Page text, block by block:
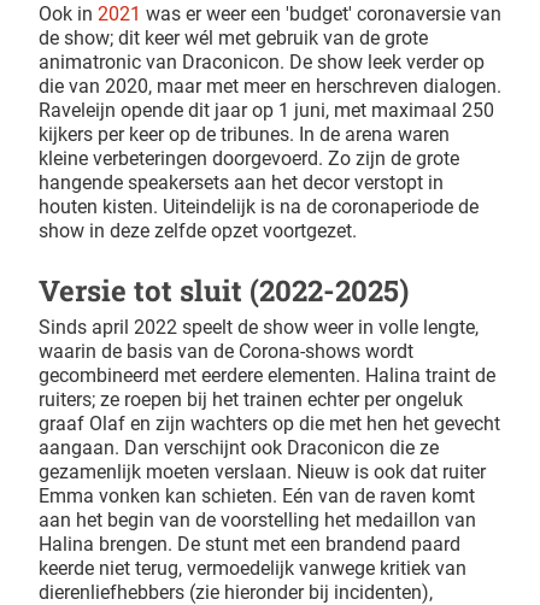
Ook in 2021 was er weer een 'budget' coronaversie van
de show; dit keer wél met gebruik van de grote
animatronic van Draconicon. De show leek verder op
die van 2020, maar met meer en herschreven dialogen.
Raveleijn opende dit jaar op 1 juni, met maximaal 250
kijkers per keer op de tribunes. In de arena waren
kleine verbeteringen doorgevoerd. Zo zijn de grote
hangende speakersets aan het decor verstopt in
houten kisten. Uiteindelijk is na de coronaperiode de
show in deze zelfde opzet voortgezet.
Versie tot sluit (2022-2025)
Sinds april 2022 speelt de show weer in volle lengte,
waarin de basis van de Corona-shows wordt
gecombineerd met eerdere elementen. Halina traint de
ruiters; ze roepen bij het trainen echter per ongeluk
graaf Olaf en zijn wachters op die met hen het gevecht
aangaan. Dan verschijnt ook Draconicon die ze
gezamenlijk moeten verslaan. Nieuw is ook dat ruiter
Emma vonken kan schieten. Eén van de raven komt
aan het begin van de voorstelling het medaillon van
Halina brengen. De stunt met een brandend paard
keerde niet terug, vermoedelijk vanwege kritiek van
dierenliefhebbers (zie hieronder bij incidenten),